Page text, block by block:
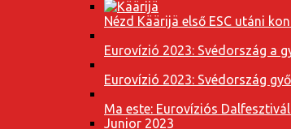
Nézd Käärijä első ESC utáni
Eurovízió 2023: Svédország a
Eurovízió 2023: Svédország
Ma este: Eurovíziós
Junior 2023